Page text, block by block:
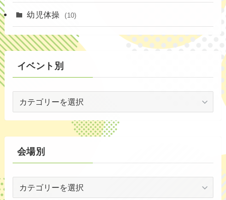
(53)
(59)
(1)
(2)
幼児体操 (10)
イベント別
ン
ト
別
会場別